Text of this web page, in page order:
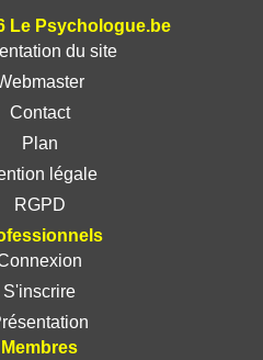
Le Psychologue.be
du site
Contact
Plan
légale
RGPD
S'inscrire
Membres